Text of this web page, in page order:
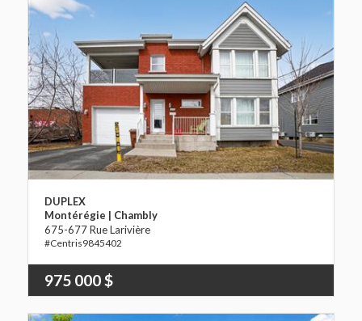
DUPLEX
Montérégie | Chambly
675-677 Rue Larivière
9845402
975 000 $